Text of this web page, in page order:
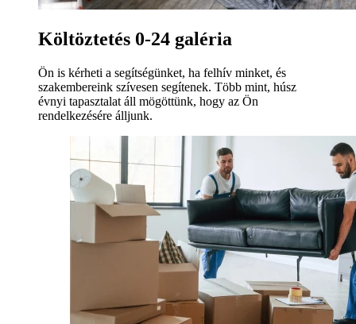
Költöztetés 0-24 galéria
Ön is kérheti a segítségünket, ha felhív minket, és
szakembereink szívesen segítenek. Több mint, húsz
évnyi tapasztalat áll mögöttünk, hogy az Ön
rendelkezésére álljunk.